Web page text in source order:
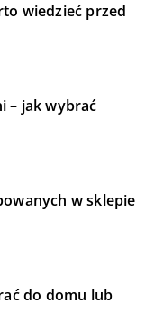
wiedzieć przed
– jak wybrać
w sklepie
do domu lub